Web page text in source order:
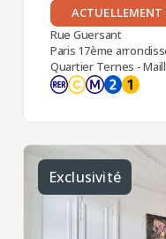
ACTUELLEMENT
Rue Guersant
Paris 17ème
Quartier Ternes -
Exclusivité